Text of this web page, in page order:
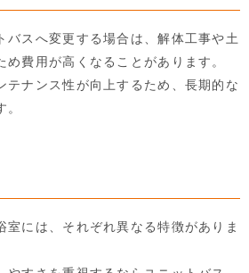
バスへ変更する場合は、解体工事や土
め費用が高くなることがあります。
テナンス性が向上するため、長期的な
室には、それぞれ異なる特徴がありま